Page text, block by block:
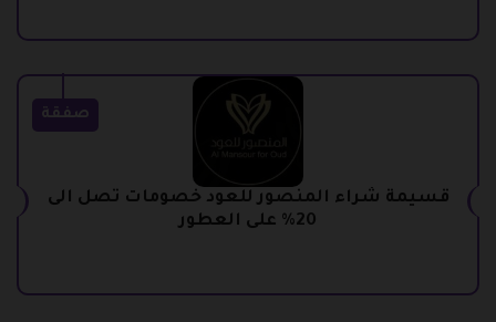
صفقة
قسيمة شراء المنصور للعود خصومات تصل الى
20% على العطور